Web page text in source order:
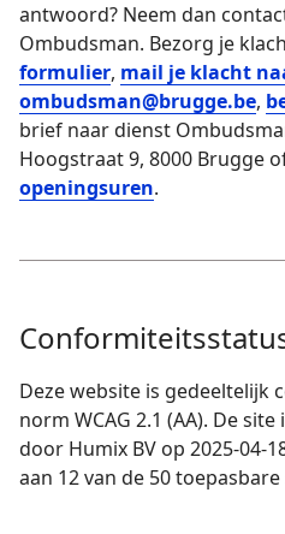
antwoord? Neem dan
Ombudsman. Bezorg je
formulier, mail je klacht
ombudsman@brugge.be,
brief naar dienst
Hoogstraat 9, 8000 Brugge
openingsuren.
Deze website is gedeeltelijk
norm WCAG 2.1 (AA). De
door Humix BV op 2025-04-
aan 12 van de 50